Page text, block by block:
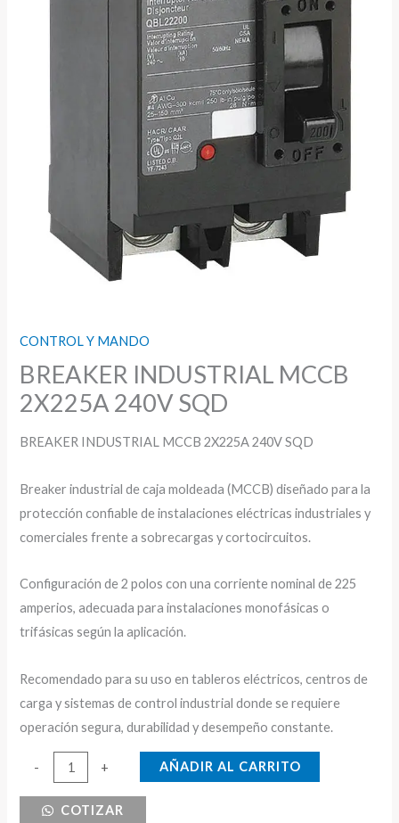
CONTROL Y MANDO
BREAKER INDUSTRIAL MCCB
2X225A 240V SQD
BREAKER INDUSTRIAL MCCB 2X225A 240V SQD
Breaker industrial de caja moldeada (MCCB) diseñado para la
protección confiable de instalaciones eléctricas industriales y
comerciales frente a sobrecargas y cortocircuitos.
Configuración de 2 polos con una corriente nominal de 225
amperios, adecuada para instalaciones monofásicas o
trifásicas según la aplicación.
Recomendado para su uso en tableros eléctricos, centros de
carga y sistemas de control industrial donde se requiere
operación segura, durabilidad y desempeño constante.
-
BREAKER
INDUSTRIAL
MCCB
+ AÑADIR AL CARRITO
COTIZAR